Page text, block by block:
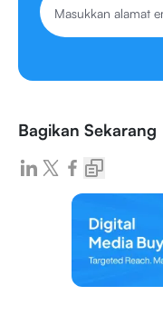
Bagikan Sekarang